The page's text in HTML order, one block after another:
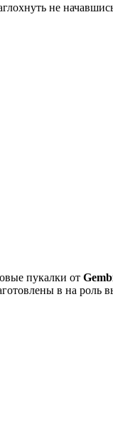
не
пукалки от
в на роль